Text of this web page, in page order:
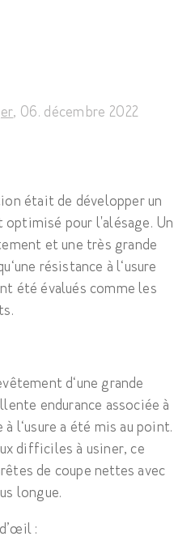
, 06. décembre 2022
était de développer un
pour l'alésage. Un
et une très grande
résistance à l‘usure
été évalués comme les
d‘une grande
endurance associée à
l‘usure a été mis au point.
difficiles à usiner, ce
de coupe nettes avec
longue.
: